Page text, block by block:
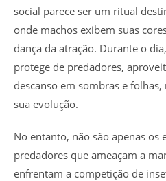
social parece ser um ritual
onde machos exibem suas
dança da atração. Durante o
protege de predadores,
descanso em sombras e
sua evolução.
No entanto, não são apenas os
predadores que ameaçam a
enfrentam a competição de